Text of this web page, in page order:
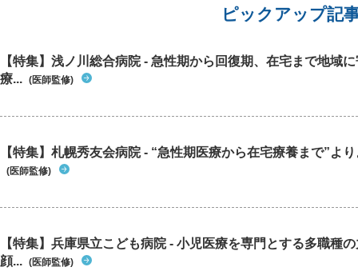
ピックアップ記
【特集】浅ノ川総合病院 - 急性期から回復期、在宅まで地域
療... (医師監修)
【特集】札幌秀友会病院 - “急性期医療から在宅療養まで”よ
(医師監修)
【特集】兵庫県立こども病院 - 小児医療を専門とする多職種
顔... (医師監修)